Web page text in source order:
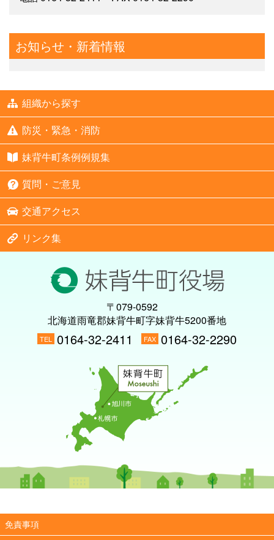
お知らせ・新着情報
組織から探す
防災・緊急・消防
妹背牛町条例例規集
質問・ご意見
交通アクセス
リンク集
〒079-0592
北海道雨竜郡妹背牛町字妹背牛5200番地
TEL 0164-32-2411 FAX 0164-32-2290
免責事項